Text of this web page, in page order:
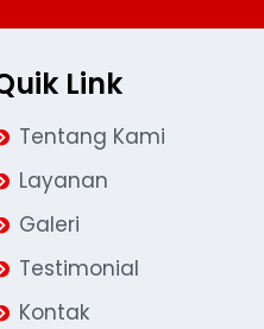
Link
Tentang Kami
Layanan
Galeri
Testimonial
Kontak